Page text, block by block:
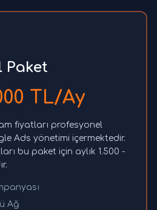
Paket
TL/Ay
fiyatları profesyonel
Ads yönetimi içermektedir.
bu paket için aylık 1.500 -
Ağ